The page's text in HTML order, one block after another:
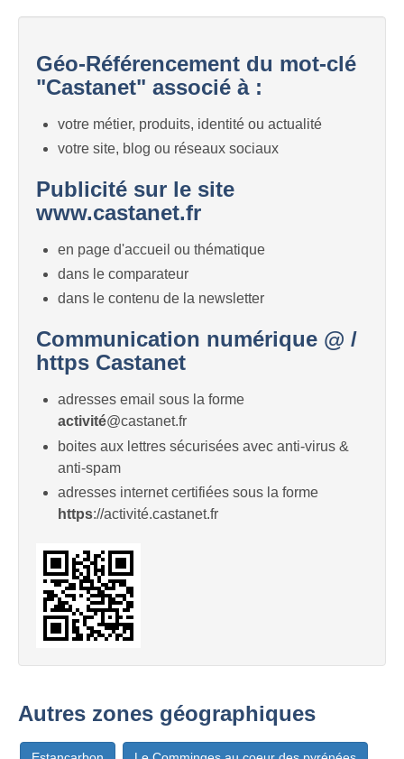
Géo-Référencement du mot-clé
"Castanet" associé à :
votre métier, produits, identité ou actualité
votre site, blog ou réseaux sociaux
Publicité sur le site
www.castanet.fr
en page d'accueil ou thématique
dans le comparateur
dans le contenu de la newsletter
Communication numérique @ /
https Castanet
adresses email sous la forme
activité@castanet.fr
boites aux lettres sécurisées avec anti-virus &
anti-spam
adresses internet certifiées sous la forme
https://activité.castanet.fr
Autres zones géographiques